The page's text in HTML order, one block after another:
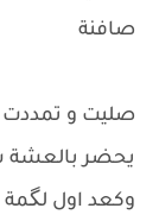
صافنة
صليت و تمددت
يحضر بالعشة
وكعد اول لگمة